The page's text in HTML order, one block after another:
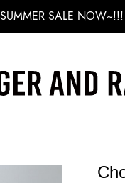
SUMMER SALE NOW~!!!